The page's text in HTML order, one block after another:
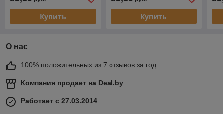
Купить Купить
О нас
100% положительных из 7 отзывов за год
Компания продает на Deal.by
Работает с 27.03.2014